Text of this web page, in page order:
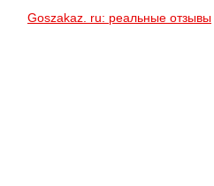
Goszakaz. ru: реальные отзывы